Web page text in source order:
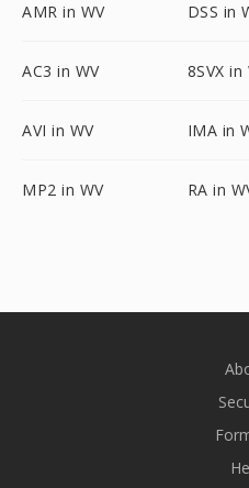
AMR in WV DSS in
AC3 in WV 8SVX in
AVI in WV IMA in
MP2 in WV RA in